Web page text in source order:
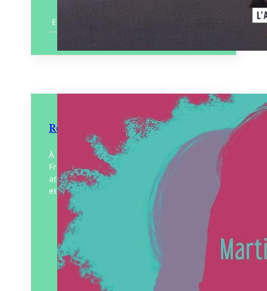
En savoir plus
Résister au racisme
À une époque où plus de dix millions de
Français ont voté pour un parti qui
attribue tous nos maux à l’immigration –
et à certaines ethnies en…
Éditeur :
Le Murmure
Paru le